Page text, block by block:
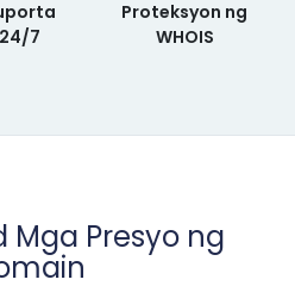
24/7
Proteksyon ng
WHOIS
Mga Presyo ng